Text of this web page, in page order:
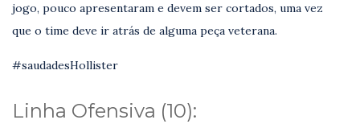
jogo, pouco apresentaram e devem ser cortados, uma vez
que o time deve ir atrás de alguma peça veterana.
#saudadesHollister
Linha Ofensiva (10):